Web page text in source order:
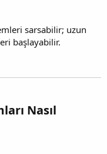
sarsabilir; uzun
başlayabilir.
Nasıl